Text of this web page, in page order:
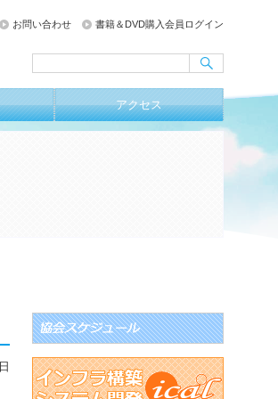
お問い合わせ 書籍＆DVD購入会員ログイン
アクセス